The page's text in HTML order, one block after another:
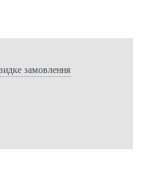
замовлення